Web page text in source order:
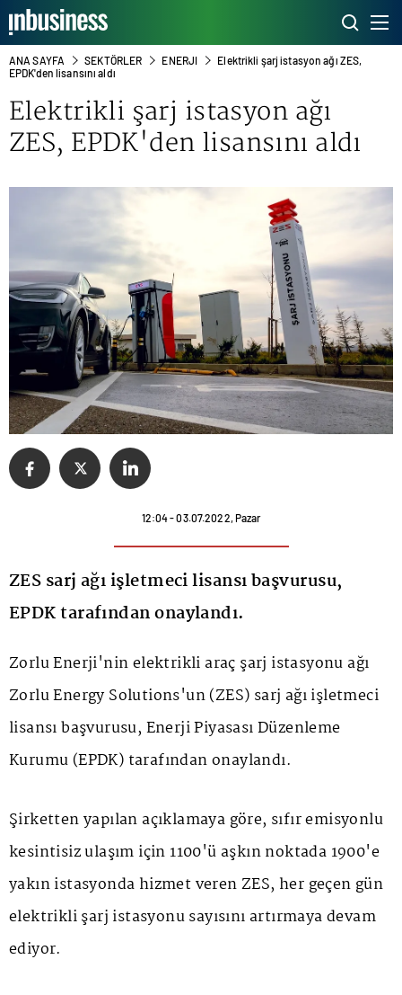
ANA SAYFA SEKTÖRLER ENERJI
Elektrikli şarj istasyon ağı ZES,
EPDK'den lisansını aldı
Elektrikli şarj istasyon ağı
ZES, EPDK'den lisansını aldı
12:04 - 03.07.2022, Pazar
ZES sarj ağı işletmeci lisansı başvurusu,
EPDK tarafından onaylandı.
Zorlu Enerji'nin elektrikli araç şarj istasyonu ağı
Zorlu Energy Solutions'un (ZES) sarj ağı işletmeci
lisansı başvurusu, Enerji Piyasası Düzenleme
Kurumu (EPDK) tarafından onaylandı.
Şirketten yapılan açıklamaya göre, sıfır emisyonlu
kesintisiz ulaşım için 1100'ü aşkın noktada 1900'e
yakın istasyonda hizmet veren ZES, her geçen gün
elektrikli şarj istasyonu sayısını artırmaya devam
ediyor.